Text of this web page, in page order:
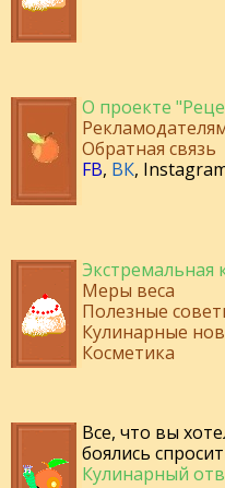
О проекте
Обратная связь
FB, ВК,
Экстремальная
Меры веса
Полезные
Кулинарные
Косметика
Все, что вы
боялись
Кулинарный